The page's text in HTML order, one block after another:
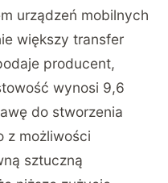
urządzeń mobilnych
większy transfer
producent,
wynosi 9,6
do stworzenia
z możliwości
sztuczną